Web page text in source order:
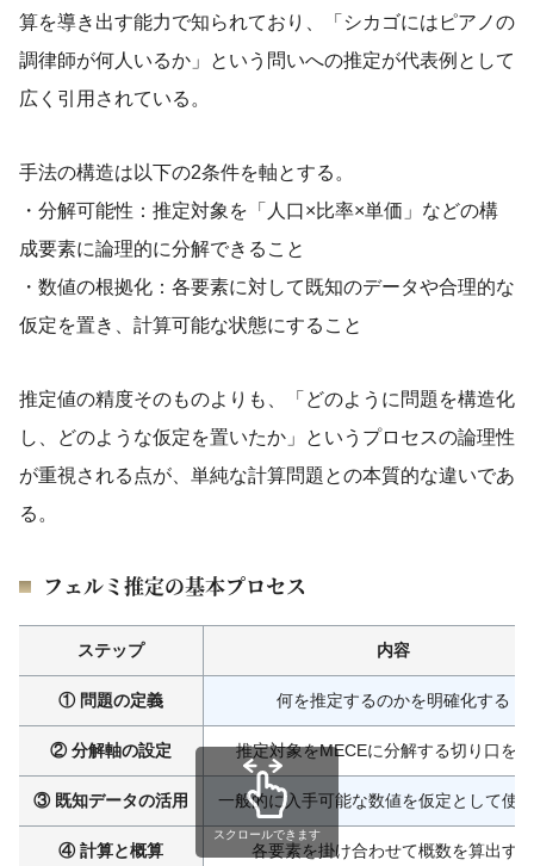
算を導き出す能力で知られており、「シカゴにはピアノの
調律師が何人いるか」という問いへの推定が代表例として
広く引用されている。
手法の構造は以下の2条件を軸とする。
・分解可能性：推定対象を「人口×比率×単価」などの構
成要素に論理的に分解できること
・数値の根拠化：各要素に対して既知のデータや合理的な
仮定を置き、計算可能な状態にすること
推定値の精度そのものよりも、「どのように問題を構造化
し、どのような仮定を置いたか」というプロセスの論理性
が重視される点が、単純な計算問題との本質的な違いであ
る。
フェルミ推定の基本プロセス
ステップ 内容
① 問題の定義 何を推定するのかを明確化する
② 分解軸の設定 推定対象をMECEに分解する切り口を
③ 既知データの活用 一般的に入手可能な数値を仮定として使
④ 計算と概算 各要素を掛け合わせて概数を算出する
スクロールできます